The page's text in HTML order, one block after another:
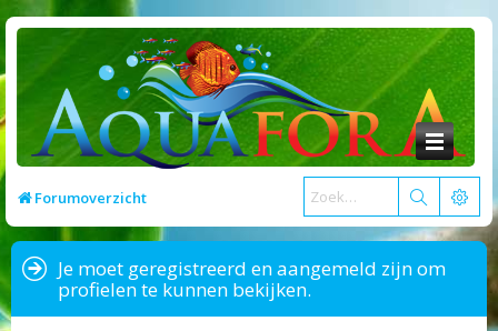
Forumoverzicht
Je moet geregistreerd en aangemeld zijn om
profielen te kunnen bekijken.